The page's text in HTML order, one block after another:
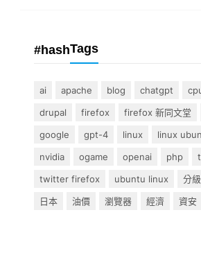
#hashTags
ai apache blog chatgpt
drupal
firefox firefox 新同文堂
google
gpt-4 linux linux
nvidia
ogame openai php
twitter firefox
ubuntu linux 分
日本
油價 瀏覽器 經濟 資安